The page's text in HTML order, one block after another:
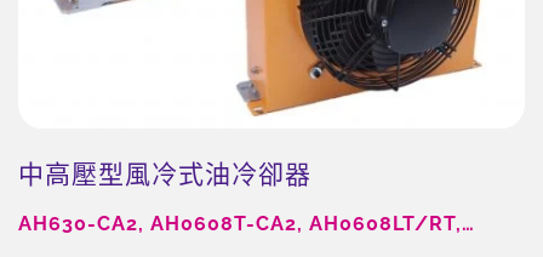
中高壓型風冷式油冷卻器
AH630-CA2, AH0608T-CA2, AH0608LT/RT,